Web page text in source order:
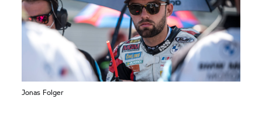
Jonas Folger